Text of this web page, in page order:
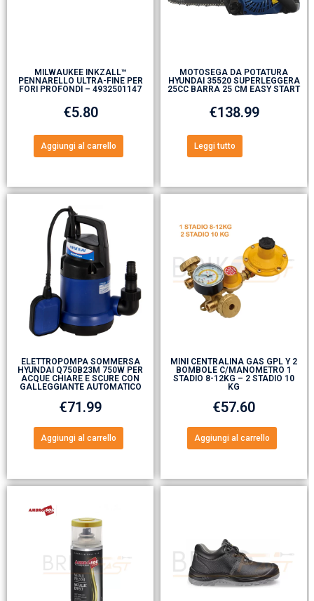
MILWAUKEE INKZALL™
PENNARELLO ULTRA-FINE PER
FORI PROFONDI – 4932501147
€5.80
Aggiungi al carrello
MOTOSEGA DA POTATURA
HYUNDAI 35520 SUPERLEGGERA
25CC BARRA 25 CM EASY START
€138.99
Leggi tutto
ELETTROPOMPA SOMMERSA
HYUNDAI Q750B23M 750W PER
ACQUE CHIARE E SCURE CON
GALLEGGIANTE AUTOMATICO
€71.99
Aggiungi al carrello
MINI CENTRALINA GAS GPL Y 2
BOMBOLE C/MANOMETRO 1
STADIO 8-12KG – 2 STADIO 10
KG
€57.60
Aggiungi al carrello